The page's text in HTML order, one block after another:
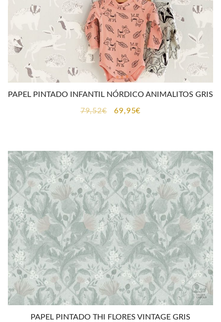
PAPEL PINTADO INFANTIL NÓRDICO ANIMALITOS GRIS
79,52€
El
era:
79,52€.
69,95€
es:
69,95€.
PAPEL PINTADO THI FLORES VINTAGE GRIS